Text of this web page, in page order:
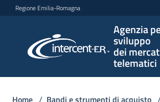
Vai al contenuto
Vai alla navigazione
Vai al footer
Regione Emilia-Romagna
Agenzia
sviluppo
dei
telematici
per lo
sviluppo
Home / Bandi e strumenti di acquisto